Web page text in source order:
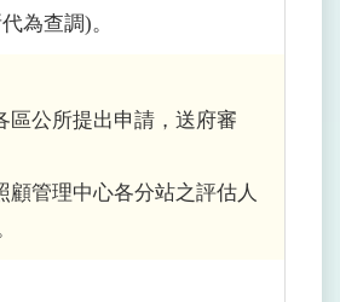
為查調)。
區公所提出申請，送府審
顧管理中心各分站之評估人